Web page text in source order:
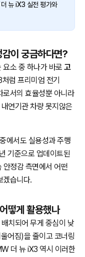
뉴 iX3 실전 평가와
이 궁금하다면?
소 중 하나가 바로 고
럼 프리미엄 전기
서의 효율성뿐 아니라
연기관 차량 못지않은
에서도 실용성과 주행
기준으로 업데이트된
안정감 측면에서 어떤
겠습니다.
떻게 활용했나
치되어 무게 중심이 낮
어짐)을 줄이고 코너링
더 뉴 iX3 역시 이러한